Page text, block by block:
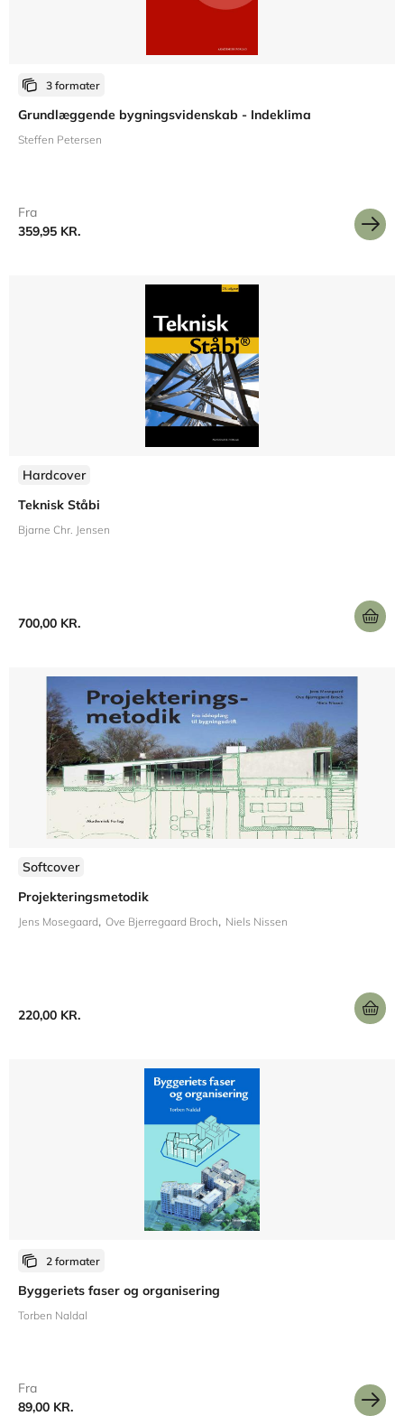
3 formater
Grundlæggende bygningsvidenskab - Indeklima
Steffen Petersen
Fra
359,95 KR.
Hardcover
Teknisk Ståbi
Bjarne Chr. Jensen
700,00 KR.
Softcover
Projekteringsmetodik
Jens Mosegaard Ove Bjerregaard Broch Niels Nissen
220,00 KR.
2 formater
Byggeriets faser og organisering
Torben Naldal
Fra
89,00 KR.